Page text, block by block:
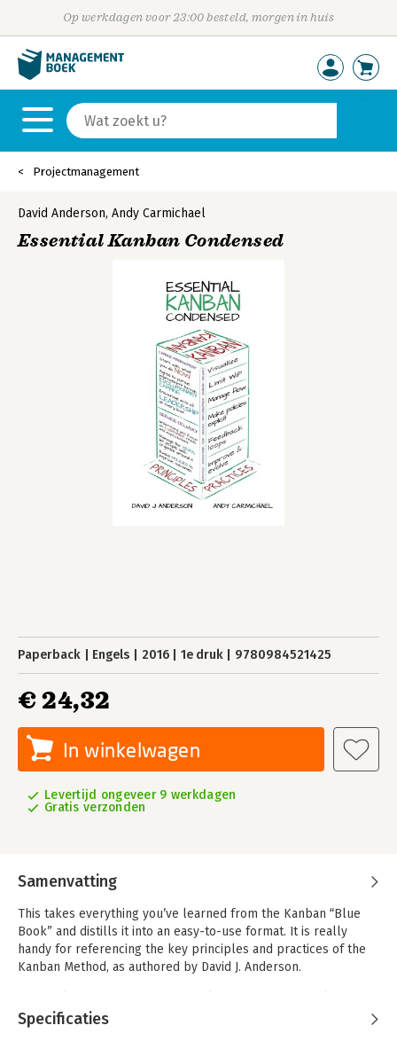
Op werkdagen voor 23:00 besteld, morgen in huis
Projectmanagement
David Anderson, Andy Carmichael
Essential Kanban Condensed
Paperback Engels 2016 1e druk 9780984521425
€ 24,32
In winkelwagen
Levertijd ongeveer 9 werkdagen
Gratis verzonden
Samenvatting
This takes everything you’ve learned from the Kanban “Blue
Book” and distills it into an easy-to-use format. It is really
handy for referencing the key principles and practices of the
Kanban Method, as authored by David J. Anderson.
knows their stuff and just wants an overview of the key themes
and what they mean.
Specificaties